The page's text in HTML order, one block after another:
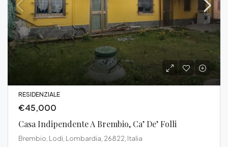
RESIDENZIALE
€45,000
Casa Indipendente A Brembio, Ca’ De’ Folli
Brembio, Lodi, Lombardia, 26822, Italia